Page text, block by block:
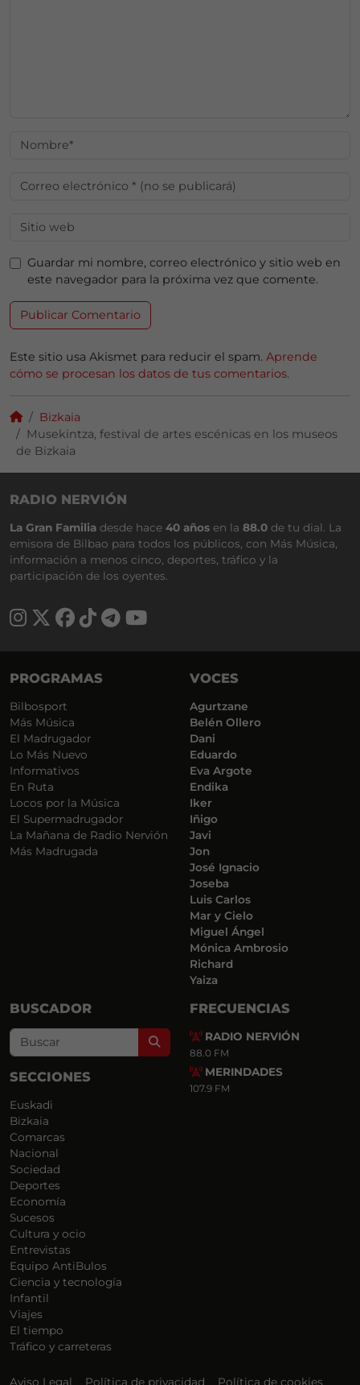
Guardar mi nombre, correo electrónico y sitio web en
este navegador para la próxima vez que comente.
Este sitio usa Akismet para reducir el spam. Aprende
cómo se procesan los datos de tus comentarios.
Bizkaia
Musekintza, festival de artes escénicas en los museos
de Bizkaia
RADIO NERVIÓN
La Gran Familia desde hace 40 años en la 88.0 de tu dial. La
emisora de Bilbao para todos los públicos, con Más Música,
información a menos cinco, deportes, tráfico y la
participación de los oyentes.
PROGRAMAS
Bilbosport
Más Música
El Madrugador
Lo Más Nuevo
Informativos
En Ruta
Locos por la Música
El Supermadrugador
La Mañana de Radio Nervión
Más Madrugada
VOCES
Agurtzane
Belén Ollero
Dani
Eduardo
Eva Argote
Endika
Iker
Iñigo
Javi
Jon
José Ignacio
Joseba
Luis Carlos
Mar y Cielo
Miguel Ángel
Mónica Ambrosio
Richard
Yaiza
BUSCADOR
Search
SECCIONES
Euskadi
Bizkaia
Comarcas
Nacional
Sociedad
Deportes
Economía
Sucesos
Cultura y ocio
Entrevistas
Equipo AntiBulos
Ciencia y tecnología
Infantil
Viajes
El tiempo
Tráfico y carreteras
FRECUENCIAS
RADIO NERVIÓN
88.0 FM
MERINDADES
107.9 FM
Aviso Legal Política de privacidad Política de cookies